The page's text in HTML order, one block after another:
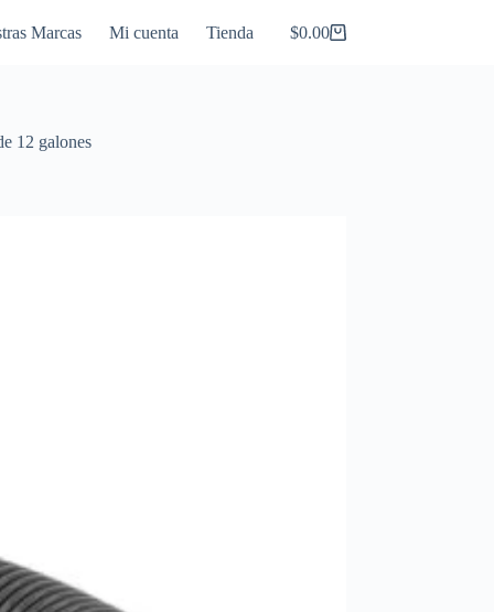
Marcas Mi cuenta Tienda
Carro
$0.00
12 galones